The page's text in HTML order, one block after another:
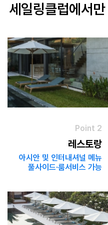
세일링클럽에서
Point 2
레스토랑
아시안 및 인터내셔널 메뉴
풀사이드·룸서비스 가능